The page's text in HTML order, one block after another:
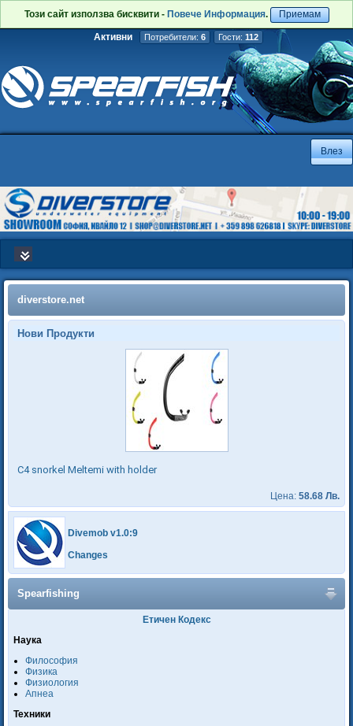
Този сайт използва бисквити - Повече Информация. Приемам
Активни Потребители: 6 Гости: 112
diverstore.net
Нови Продукти
C4 snorkel Meltemi with holder
Цена: 58.68 Лв.
Divemob v1.0:9
Changes
Spearfishing
Етичен Кодекс
Наука
Философия
Физика
Физиология
Апнеа
Техники